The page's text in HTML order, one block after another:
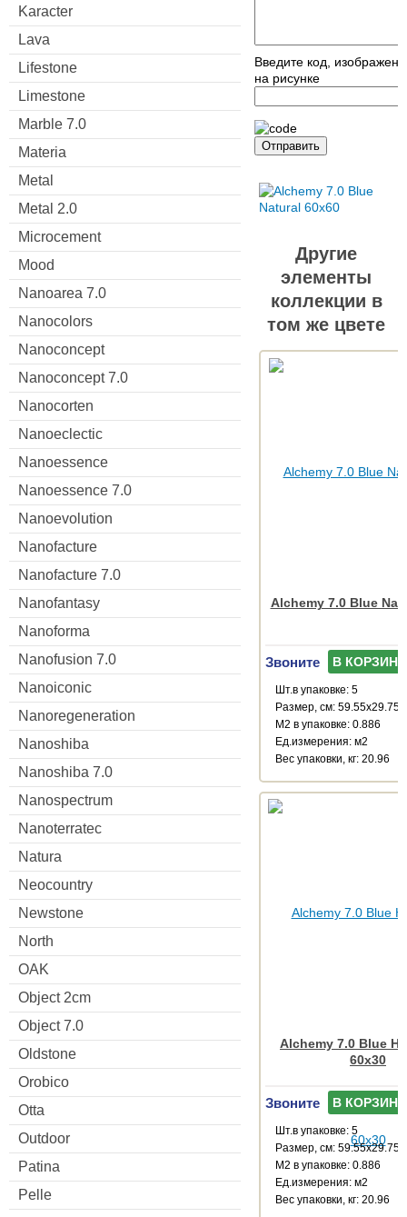
Karacter
Lava
Lifestone
Limestone
Marble 7.0
Materia
Metal
Metal 2.0
Microcement
Mood
Nanoarea 7.0
Nanocolors
Nanoconcept
Nanoconcept 7.0
Nanocorten
Nanoeclectic
Nanoessence
Nanoessence 7.0
Nanoevolution
Nanofacture
Nanofacture 7.0
Nanofantasy
Nanoforma
Nanofusion 7.0
Nanoiconic
Nanoregeneration
Nanoshiba
Nanoshiba 7.0
Nanospectrum
Nanoterratec
Natura
Neocountry
Newstone
North
OAK
Object 2cm
Object 7.0
Oldstone
Orobico
Otta
Outdoor
Patina
Pelle
Введите код,
на рисунке
Отправить
Другие
элементы
коллекции в
том же цвете
Alchemy 7.0 Blue
Звоните В КОРЗИНУ
Шт.в упаковке: 5
Размер, см: 59.55x29.75
М2 в упаковке: 0.886
Ед.измерения: м2
Веc упаковки, кг: 20.96
Alchemy 7.0 Blue
60x30
Звоните В КОРЗИНУ
Шт.в упаковке: 5
Размер, см: 59.55x29.75
М2 в упаковке: 0.886
Ед.измерения: м2
Веc упаковки, кг: 20.96